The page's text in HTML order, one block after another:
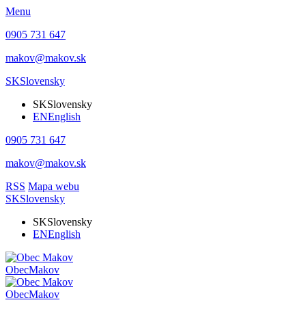
Menu
0905 731 647
makov@makov.sk
SKSlovensky
SKSlovensky
ENEnglish
0905 731 647
makov@makov.sk
RSS Mapa webu
SKSlovensky
SKSlovensky
ENEnglish
ObecMakov
ObecMakov